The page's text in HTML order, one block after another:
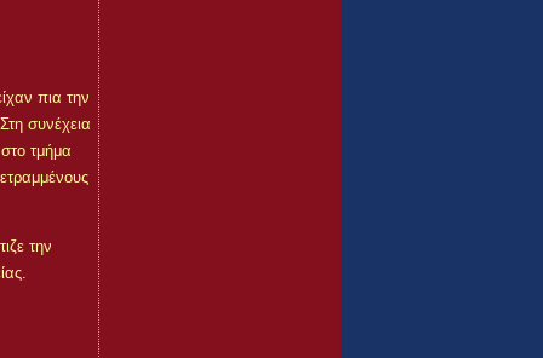
πια την
συνέχεια
τμήμα
την